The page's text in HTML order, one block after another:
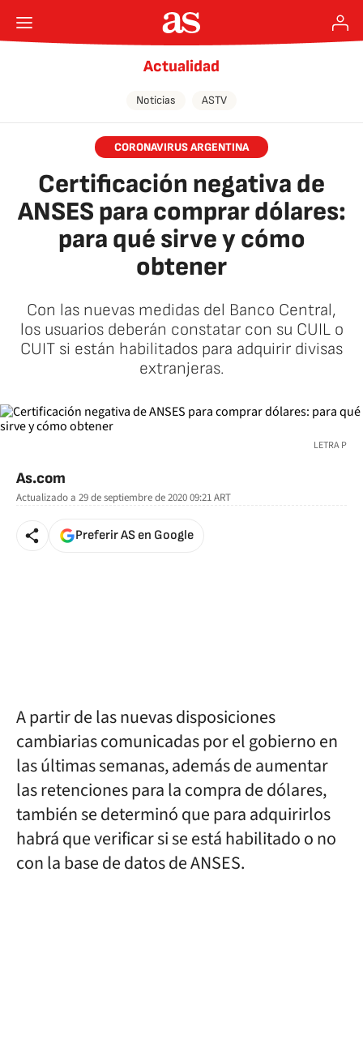
Actualidad
Noticias ASTV
CORONAVIRUS ARGENTINA
Certificación negativa de
ANSES para comprar dólares:
para qué sirve y cómo
obtener
Con las nuevas medidas del Banco Central,
los usuarios deberán constatar con su CUIL o
CUIT si están habilitados para adquirir divisas
extranjeras.
LETRA P
As.com
Actualizado a 29 de septiembre de 2020 09:21ART
Preferir AS en Google
A partir de las nuevas disposiciones
cambiarias comunicadas por el gobierno en
las últimas semanas, además de aumentar
las retenciones para la compra de dólares,
también se determinó que para adquirirlos
habrá que verificar si se está habilitado o no
con la base de datos de ANSES.